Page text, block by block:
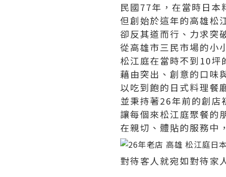
民國77年，在當時日本
但創始於這年的高雄松
卻反其道而行、力求突
從高雄市三民市場的小
松江庭在當時不到10坪
藉由突出、創意的口味
以吃到飽的日式料理餐
並秉持著26年前的創店
讓每個來松江庭聚餐的
在親切、體貼的服務中
對待客人就宛如對待家